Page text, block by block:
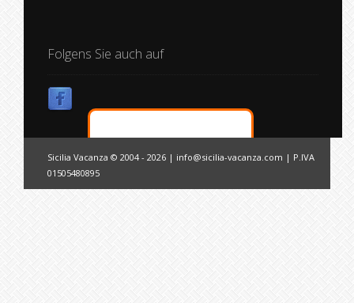
Folgens Sie auch auf
Sicilia Vacanza © 2004 - 2026 | info@sicilia-vacanza.com | P.IVA
01505480895